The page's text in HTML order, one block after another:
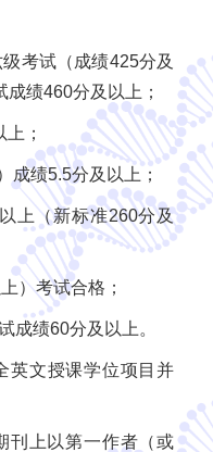
考试（成绩425分及
绩460分及以上；
；
成绩5.5分及以上；
上（新标准260分及
）考试合格；
成绩60分及以上。
英文授课学位项目并
刊上以第一作者（或